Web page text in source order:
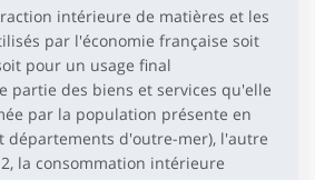
intérieure de matières et les
par l'économie française soit
pour un usage final
partie des biens et services qu'elle
par la population présente en
départements d'outre-mer), l'autre
la consommation intérieure